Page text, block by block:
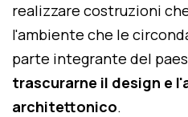
realizzare costruzioni
l'ambiente che le
parte integrante del
trascurarne il design e
architettonico.